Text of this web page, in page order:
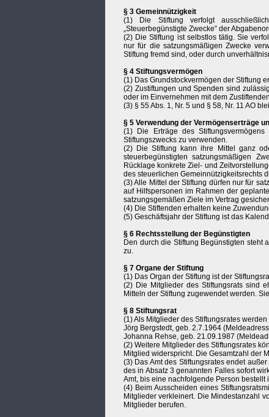
§ 3 Gemeinnützigkeit
(1) Die Stiftung verfolgt
„Steuerbegünstigte Zwecke” der
(2) Die Stiftung ist selbstlos tätig. Sie
nur für die satzungsmäßigen Zwecke
Stiftung fremd sind, oder durch
§ 4 Stiftungsvermögen
(1) Das Grundstockvermögen der Stiftung
(2) Zustiftungen und Spenden sind
oder im Einvernehmen mit dem
(3) § 55 Abs. 1, Nr. 5 und § 58, Nr. 11 AO
§ 5 Verwendung der Vermögenserträge
(1) Die Erträge des
Stiftungszwecks zu verwenden.
(2) Die Stiftung kann ihre Mittel ganz
steuerbegünstigten satzungsmäßigen
Rücklage konkrete Ziel- und
des steuerlichen Gemeinnützigkeitsrechts
(3) Alle Mittel der Stiftung dürfen nur für
auf Hilfspersonen im Rahmen der
satzungsgemäßen Ziele im Vertrag
(4) Die Stiftenden erhalten keine
(5) Geschäftsjahr der Stiftung ist das
§ 6 Rechtsstellung der Begünstigten
Den durch die Stiftung Begünstigten steht
zu.
§ 7 Organe der Stiftung
(1) Das Organ der Stiftung ist der
(2) Die Mitglieder des Stiftungsrats sind
Mitteln der Stiftung zugewendet werden.
§ 8 Stiftungsrat
(1) Als Mitglieder des Stiftungsrates
Jörg Bergstedt, geb. 2.7.1964
Johanna Rehse, geb. 21.09.1987
(2) Weitere Mitglieder des Stiftungsrates
Mitglied widerspricht. Die Gesamtzahl der
(3) Das Amt des Stiftungsrates endet
des in Absatz 3 genannten Falles sofort
Amt, bis eine nachfolgende Person
(4) Beim Ausscheiden eines
Mitglieder verkleinert. Die Mindestanzahl
Mitglieder berufen.